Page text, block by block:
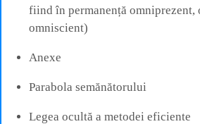
fiind în permanență omniprezent,
omniscient)
Anexe
Parabola semănătorului
Legea ocultă a metodei eficiente